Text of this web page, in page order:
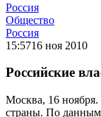
Россия
Общество
Россия
15:5716 ноя 2010
Российские
Москва, 16 ноября.
страны. По данным